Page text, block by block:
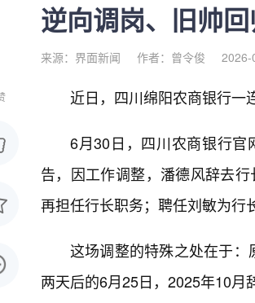
逆向调岗、旧帅
来源：界面新闻 作者：曾令俊 2026-
近日，四川绵阳农商银行一
6月30日，四川农商银行
告，因工作调整，潘德风辞去
再担任行长职务；聘任刘敏为行
这场调整的特殊之处在于：
两天后的6月25日，2025年10